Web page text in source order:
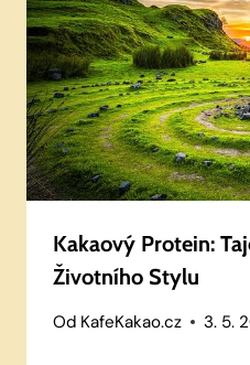
Kakaový Protein:
Životního Stylu
Od KafeKakao.cz 3. 5.